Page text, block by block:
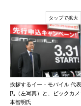
挨拶するイー・モバイル 代
氏（左写真）と、ビックカ
本智明氏